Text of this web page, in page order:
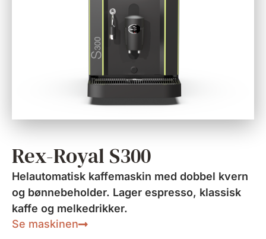
Rex-Royal S300
Helautomatisk kaffemaskin med dobbel kvern
og bønnebeholder. Lager espresso, klassisk
kaffe og melkedrikker.
Se maskinen